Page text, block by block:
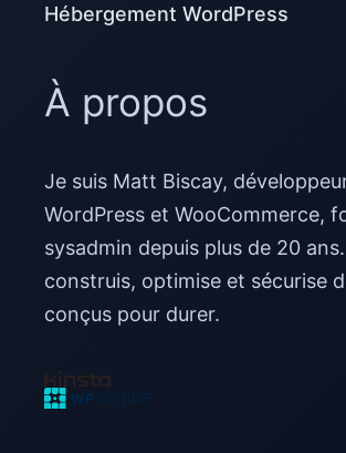
Hébergement WordPress
À propos
Je suis Matt Biscay,
WordPress et WooCommerce,
sysadmin depuis plus de 20
construis, optimise et sécurise
conçus pour durer.